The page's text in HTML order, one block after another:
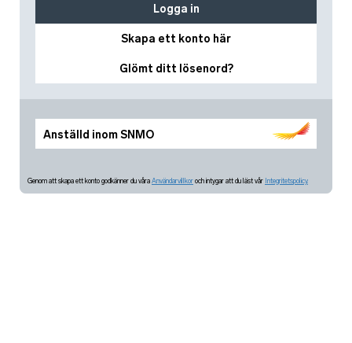
Anställd inom SNMO
Skapa ett konto här
Glömt ditt lösenord?
Logga in
Genom att skapa ett konto godkänner du våra Användarvillkor och intygar att du läst vår Integritetspolicy.